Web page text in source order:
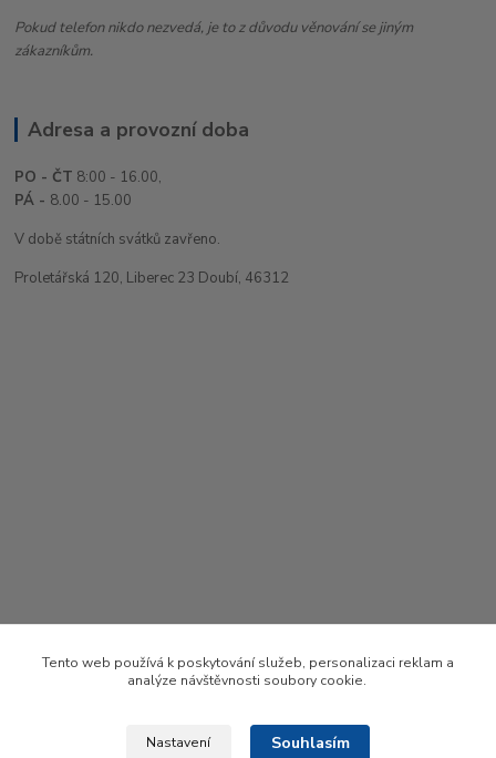
Pokud telefon nikdo nezvedá, je to z důvodu věnování se jiným
zákazníkům.
Adresa a provozní doba
PO - ČT 8:00 - 16.00,
PÁ - 8.00 - 15.00
V době státních svátků zavřeno.
Proletářská 120, Liberec 23 Doubí, 46312
Tento web používá k poskytování služeb, personalizaci reklam a
analýze návštěvnosti soubory cookie.
Nastavení Souhlasím